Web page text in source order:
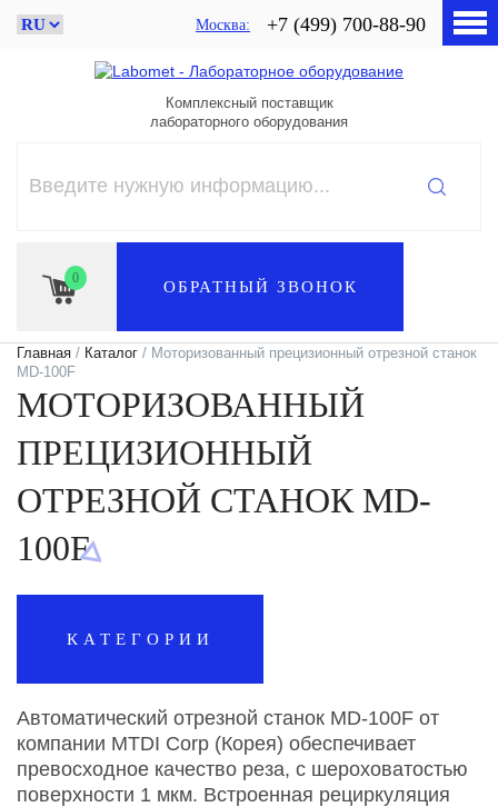
Москва +7 (499) 700-88-90
Комплексный поставщик
лабораторного оборудования
0 ОБРАТНЫЙ ЗВОНОК
Главная / Каталог / Моторизованный прецизионный отрезной станок
MD-100F
МОТОРИЗОВАННЫЙ
ПРЕЦИЗИОННЫЙ
ОТРЕЗНОЙ СТАНОК MD-
100F
КАТЕГОРИИ
Автоматический отрезной станок MD-100F от
компании MTDI Corp (Корея) обеспечивает
превосходное качество реза, с шероховатостью
поверхности 1 мкм. Встроенная рециркуляция